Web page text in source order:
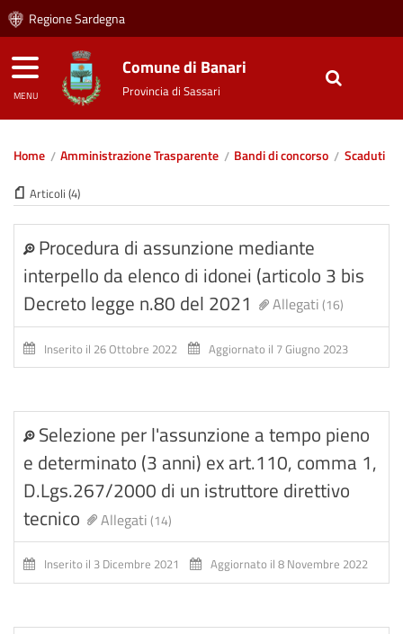
Regione Sardegna
MENU
Comune di Banari
Provincia di Sassari
Home Amministrazione Trasparente Bandi di concorso Scaduti
Articoli (4)
Procedura di assunzione mediante
interpello da elenco di idonei (articolo 3 bis
Decreto legge n.80 del 2021
Allegati(16)
Inserito il 26 Ottobre 2022 Aggiornato il 7 Giugno 2023
Selezione per l'assunzione a tempo pieno
e determinato (3 anni) ex art.110, comma 1,
D.Lgs.267/2000 di un istruttore direttivo
tecnico
Allegati(14)
Inserito il 3 Dicembre 2021 Aggiornato il 8 Novembre 2022